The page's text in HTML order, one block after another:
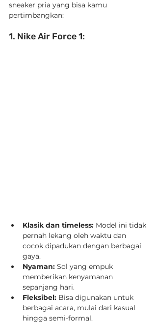
sneaker pria yang bisa kamu
pertimbangkan:
1. Nike Air Force 1:
Klasik dan timeless: Model ini tidak
pernah lekang oleh waktu dan
cocok dipadukan dengan berbagai
gaya.
Nyaman: Sol yang empuk
memberikan kenyamanan
sepanjang hari.
Fleksibel: Bisa digunakan untuk
berbagai acara, mulai dari kasual
hingga semi-formal.